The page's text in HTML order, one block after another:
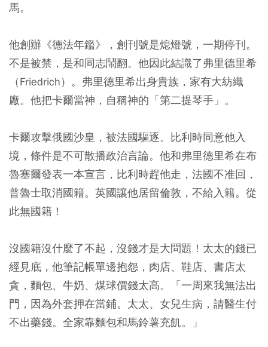
馬。
他創辦《德法年鑑》，創刊號是熄燈號，一期停刊。
不是被禁，是和同志鬧翻。他因此結識了弗里德里希
（Friedrich）。弗里德里希出身貴族，家有大紡織
廠。他把卡爾當神，自稱神的「第二提琴手」。
卡爾攻擊俄國沙皇，被法國驅逐。比利時同意他入
境，條件是不可散播政治言論。他和弗里德里希在布
魯塞爾發表一本宣言，比利時趕他走，法國不准回，
普魯士取消國籍。英國讓他居留倫敦，不給入籍。從
此無國籍！
沒國籍沒什麼了不起，沒錢才是大問題！太太的錢已
經見底，他筆記帳單邊抱怨，肉店、鞋店、書店太
貪，麵包、牛奶、煤球價錢太高。「一周來我無法出
門，因為外套押在當鋪。太太、女兒生病，請醫生付
不出藥錢。全家靠麵包和馬鈴薯充飢。」